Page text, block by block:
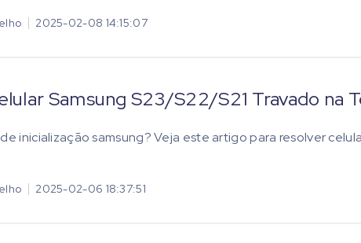
2025-02-08 14:15:07
Samsung S23/S22/S21 Travado na
inicialização samsung? Veja este artigo para resolver
2025-02-06 18:37:51